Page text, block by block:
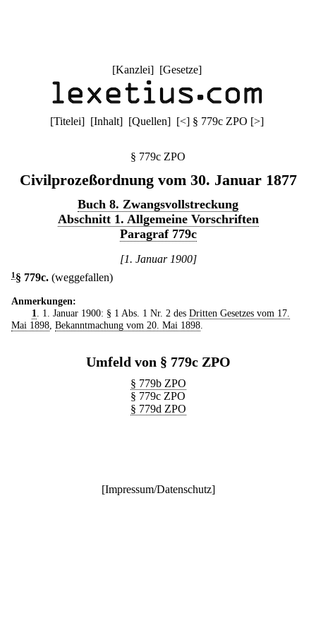
[Kanzlei] [Gesetze]
[Titelei] [Inhalt] [Quellen] [<] § 779c ZPO [>]
§ 779c ZPO
Civilprozeßordnung vom 30. Januar 1877
Buch 8. Zwangsvollstreckung
Abschnitt 1. Allgemeine Vorschriften
Paragraf 779c
[1. Januar 1900]
1 § 779c. (weggefallen)
Anmerkungen:
1
. 1. Januar 1900: § 1 Abs. 1 Nr. 2 des Dritten Gesetzes vom 17.
Mai 1898 Bekanntmachung vom 20. Mai 1898
Umfeld von § 779c ZPO
§ 779b ZPO
§ 779c ZPO
§ 779d ZPO
[Impressum/Datenschutz]